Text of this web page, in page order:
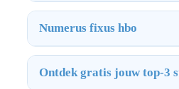
Numerus fixus hbo
Ontdek gratis jouw top-3